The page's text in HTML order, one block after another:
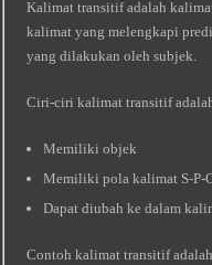
Kalimat transitif adalah
kalimat yang melengkapi
yang dilakukan oleh subjek.
Ciri-ciri kalimat transitif
Memiliki objek
Memiliki pola kalimat S-P-
Dapat diubah ke dalam
Contoh kalimat transitif